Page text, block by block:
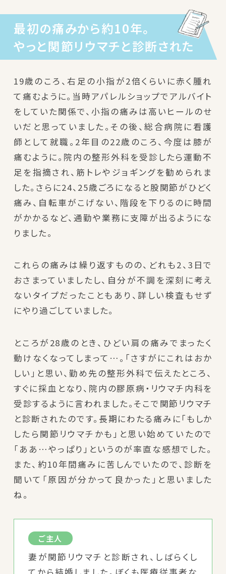
最初の痛みから約10年。
やっと関節リウマチと診断された
19歳のころ、右足の小指が2倍くらいに赤く腫れ
て痛むように。当時アパレルショップでアルバイト
をしていた関係で、小指の痛みは高いヒールのせ
いだと思っていました。その後、総合病院に看護
師として就職。2年目の22歳のころ、今度は膝が
痛むように。院内の整形外科を受診したら運動不
足を指摘され、筋トレやジョギングを勧められま
した。さらに24、25歳ごろになると股関節がひどく
痛み、自転車がこげない、階段を下りるのに時間
がかかるなど、通勤や業務に支障が出るようにな
りました。
これらの痛みは繰り返すものの、どれも2、3日で
おさまっていましたし、自分が不調を深刻に考え
ないタイプだったこともあり、詳しい検査もせず
にやり過ごしていました。
ところが28歳のとき、ひどい肩の痛みでまったく
動けなくなってしまって…。「さすがにこれはおか
しい」と思い、勤め先の整形外科で伝えたところ、
すぐに採血となり、院内の膠原病・リウマチ内科を
受診するように言われました。そこで関節リウマチ
と診断されたのです。長期にわたる痛みに「もしか
したら関節リウマチかも」と思い始めていたので
「ああ…やっぱり」というのが率直な感想でした。
また、約10年間痛みに苦しんでいたので、診断を
聞いて「原因が分かって良かった」と思いました
ね。
ご主人
妻が関節リウマチと診断され、しばらくし